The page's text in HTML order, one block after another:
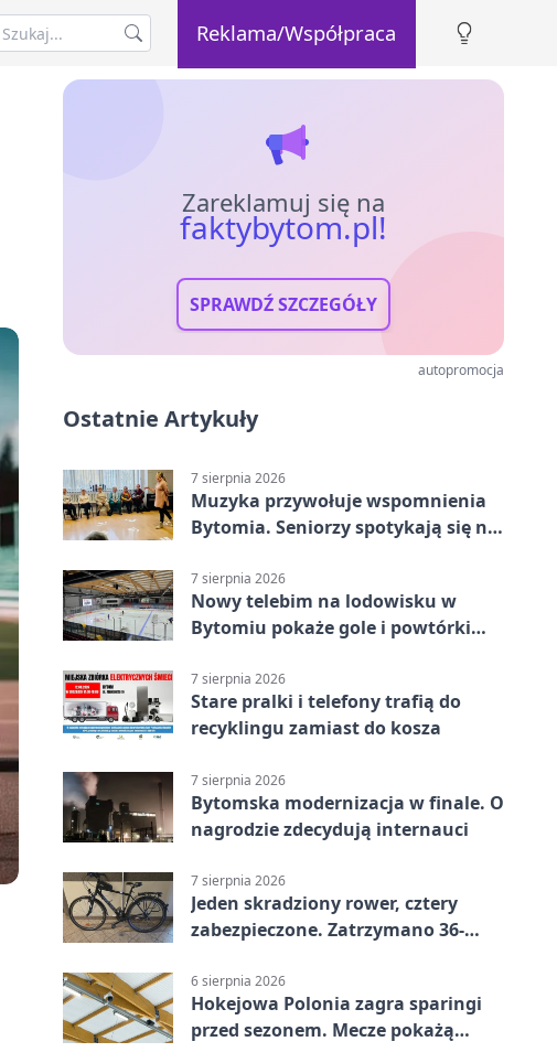
Reklama/Współpraca
Zareklamuj się na
faktybytom.pl!
SPRAWDŹ SZCZEGÓŁY
autopromocja
Ostatnie Artykuły
7 sierpnia 2026
Muzyka przywołuje wspomnienia
Bytomia. Seniorzy spotykają się na
7 sierpnia 2026
Nowy telebim na lodowisku w
Bytomiu pokaże gole i powtórki
7 sierpnia 2026
Stare pralki i telefony trafią do
recyklingu zamiast do kosza
7 sierpnia 2026
Bytomska modernizacja w finale. O
nagrodzie zdecydują internauci
7 sierpnia 2026
Jeden skradziony rower, cztery
zabezpieczone. Zatrzymano 36-
6 sierpnia 2026
Hokejowa Polonia zagra sparingi
przed sezonem. Mecze pokażą